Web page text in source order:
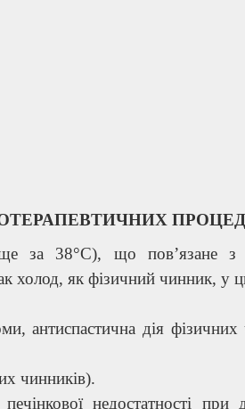
за 38°С), що пов’язане з
холод, як фізичний чинник, у
антиспастична дія
чинників).
недостатності при